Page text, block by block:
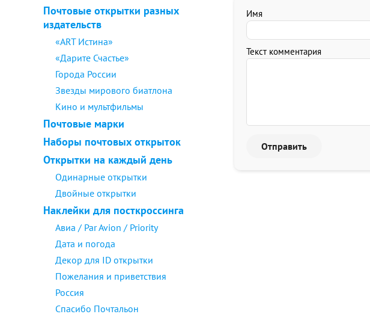
Почтовые открытки разных
издательств
«ART Истина»
«Дарите Счастье»
Города России
Звезды мирового биатлона
Кино и мультфильмы
Почтовые марки
Наборы почтовых открыток
Открытки на каждый день
Одинарные открытки
Двойные открытки
Наклейки для посткроссинга
Авиа / Par Avion / Priority
Дата и погода
Декор для ID открытки
Пожелания и приветствия
Россия
Спасибо Почтальон
Имя
Текст комментария